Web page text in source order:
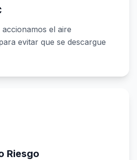
el aire
evitar que se descargue
Riesgo